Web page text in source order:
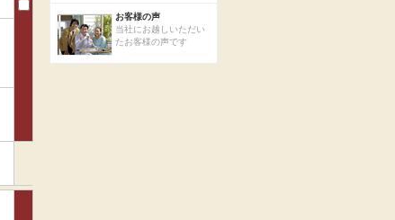
お客様の声
当社にお越しいただい
たお客様の声です